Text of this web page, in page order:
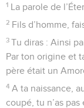
1 La parole de
2 Fils d’homme,
3 Tu diras : Ainsi
Par ton origine et
père était un
4 A ta naissance,
coupé, tu n’as